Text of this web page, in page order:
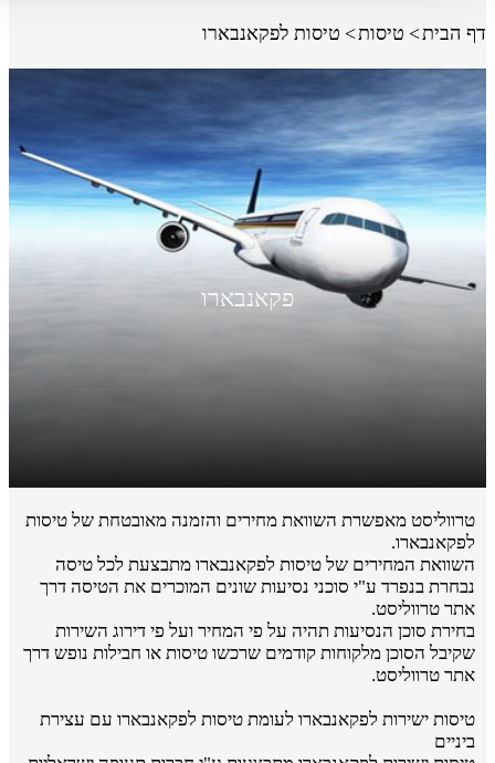
דף הבית טיסות טיסות לפקאנבארו
פקאנבארו
טרווליסט מאפשרת השוואת מחירים והזמנה מאובטחת של טיסות
לפקאנבארו.
השוואת המחירים של טיסות לפקאנבארו מתבצעת לכל טיסה
נבחרת בנפרד ע"י סוכני נסיעות שונים המוכרים את הטיסה דרך
אתר טרווליסט.
בחירת סוכן הנסיעות תהיה על פי המחיר ועל פי דירוג השירות
שקיבל הסוכן מלקוחות קודמים שרכשו טיסות או חבילות נופש דרך
אתר טרווליסט.
טיסות ישירות לפקאנבארו לעומת טיסות לפקאנבארו עם עצירת
ביניים